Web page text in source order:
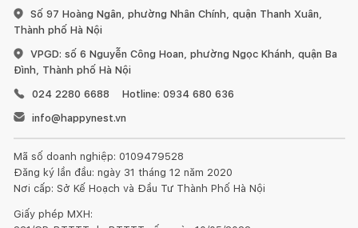
Số 97 Hoàng Ngân, phường Nhân Chính, quận Thanh Xuân,
Thành phố Hà Nội
VPGD: số 6 Nguyễn Công Hoan, phường Ngọc Khánh, quận Ba
Đình, Thành phố Hà Nội
024 2280 6688
Hotline: 0934 680 636
info@happynest.vn
Mã số doanh nghiệp: 0109479528
Đăng ký lần đầu: ngày 31 tháng 12 năm 2020
Nơi cấp: Sở Kế Hoạch và Đầu Tư Thành Phố Hà Nội
Giấy phép MXH: